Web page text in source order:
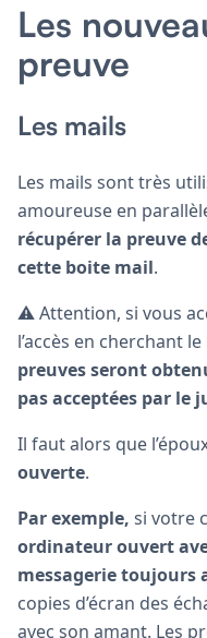
Les
preuve
Les mails
Les mails sont très
amoureuse en
récupérer la preuve
cette boite mail.
⚠️ Attention, si vous
l’accès en cherchant
preuves seront
pas acceptées par le
Il faut alors que
ouverte.
Par exemple, si votre
ordinateur ouvert
messagerie toujours
copies d’écran des
avec son amant. Les